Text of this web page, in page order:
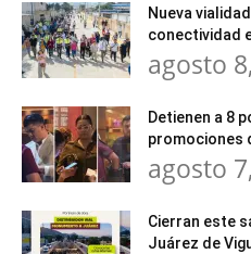
Nueva
conectividad
agosto
Detienen a 8
promociones
agosto
Cierran este
Juárez de